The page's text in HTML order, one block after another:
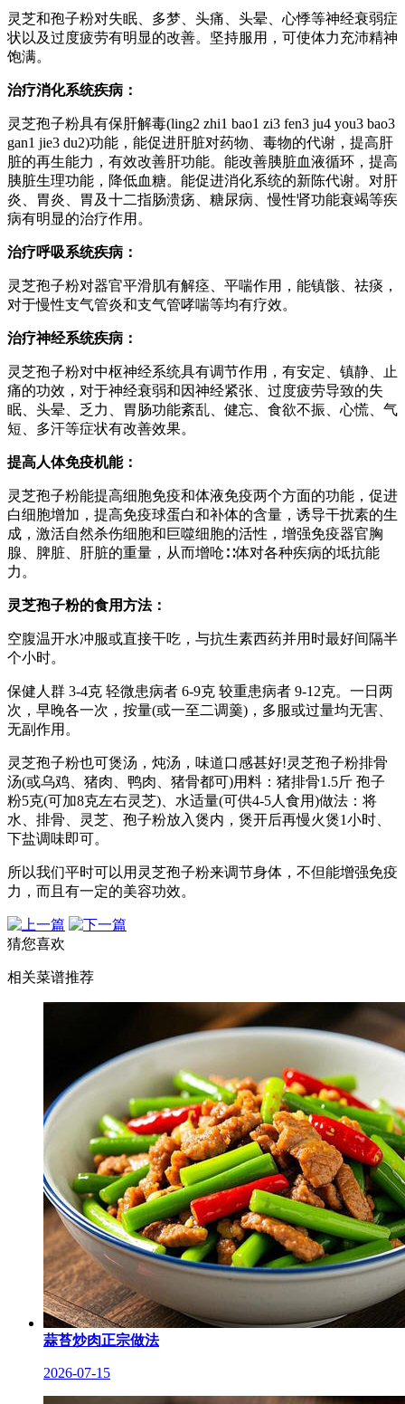
灵芝和孢子粉对失眠、多梦、头痛、头晕、心悸等神经衰弱症
状以及过度疲劳有明显的改善。坚持服用，可使体力充沛精神
饱满。
治疗消化系统疾病：
灵芝孢子粉具有保肝解毒(ling2 zhi1 bao1 zi3 fen3 ju4 you3 bao3
gan1 jie3 du2)功能，能促进肝脏对药物、毒物的代谢，提高肝
脏的再生能力，有效改善肝功能。能改善胰脏血液循环，提高
胰脏生理功能，降低血糖。能促进消化系统的新陈代谢。对肝
炎、胃炎、胃及十二指肠溃疡、糖尿病、慢性肾功能衰竭等疾
病有明显的治疗作用。
治疗呼吸系统疾病：
灵芝孢子粉对器官平滑肌有解痉、平喘作用，能镇骸、祛痰，
对于慢性支气管炎和支气管哮喘等均有疗效。
治疗神经系统疾病：
灵芝孢子粉对中枢神经系统具有调节作用，有安定、镇静、止
痛的功效，对于神经衰弱和因神经紧张、过度疲劳导致的失
眠、头晕、乏力、胃肠功能紊乱、健忘、食欲不振、心慌、气
短、多汗等症状有改善效果。
提高人体免疫机能：
灵芝孢子粉能提高细胞免疫和体液免疫两个方面的功能，促进
白细胞增加，提高免疫球蛋白和补体的含量，诱导干扰素的生
成，激活自然杀伤细胞和巨噬细胞的活性，增强免疫器官胸
腺、脾脏、肝脏的重量，从而增呛∷体对各种疾病的坻抗能
力。
灵芝孢子粉的食用方法：
空腹温开水冲服或直接干吃，与抗生素西药并用时最好间隔半
个小时。
保健人群 3-4克 轻微患病者 6-9克 较重患病者 9-12克。一日两
次，早晚各一次，按量(或一至二调羹)，多服或过量均无害、
无副作用。
灵芝孢子粉也可煲汤，炖汤，味道口感甚好!灵芝孢子粉排骨
汤(或乌鸡、猪肉、鸭肉、猪骨都可)用料：猪排骨1.5斤 孢子
粉5克(可加8克左右灵芝)、水适量(可供4-5人食用)做法：将
水、排骨、灵芝、孢子粉放入煲内，煲开后再慢火煲1小时、
下盐调味即可。
所以我们平时可以用灵芝孢子粉来调节身体，不但能增强免疫
力，而且有一定的美容功效。
猜您喜欢
相关菜谱推荐
蒜苔炒肉正宗做法
2026-07-15